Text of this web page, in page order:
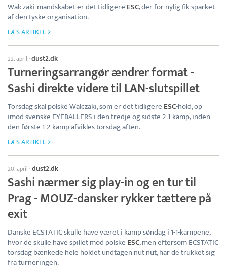
Walczaki-mandskabet er det tidligere ESC, der for nylig fik sparket
af den tyske organisation.
LÆS ARTIKEL
22. april ·dust2.dk
Turneringsarrangør ændrer format -
Sashi direkte videre til LAN-slutspillet
Torsdag skal polske Walczaki, som er det tidligere ESC-hold, op
imod svenske EYEBALLERS i den tredje og sidste 2-1-kamp, inden
den første 1-2-kamp afvikles torsdag aften.
LÆS ARTIKEL
20. april ·dust2.dk
Sashi nærmer sig play-in og en tur til
Prag - MOUZ-dansker rykker tættere på
exit
Danske ECSTATIC skulle have været i kamp søndag i 1-1-kampene,
hvor de skulle have spillet mod polske ESC, men eftersom ECSTATIC
torsdag bænkede hele holdet undtagen nut nut, har de trukket sig
fra turneringen.